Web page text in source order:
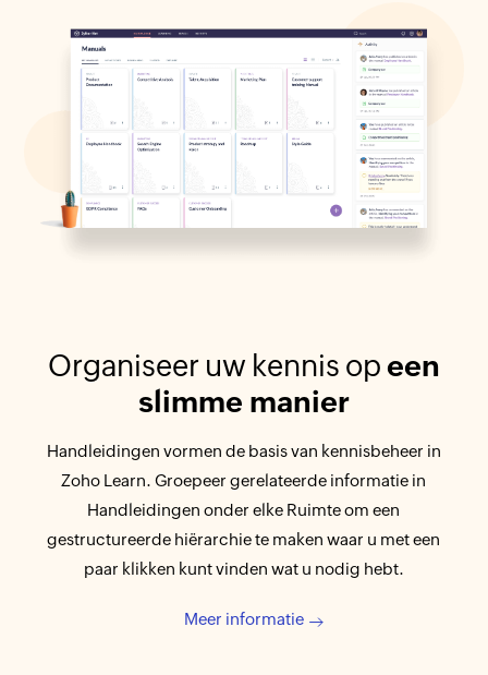
Organiseer uw kennis opeen
slimme manier
Handleidingen vormen de basis van kennisbeheer in
Zoho Learn. Groepeer gerelateerde informatie in
Handleidingen onder elke Ruimte om een
gestructureerde hiërarchie te maken waar u met een
paar klikken kunt vinden wat u nodig hebt.
Meer informatie